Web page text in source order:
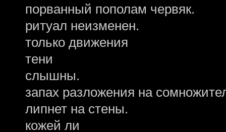
порванный пополам червяк.
ритуал неизменен.
только движения
тени
слышны.
запах разложения на
липнет на стены.
кожей ли